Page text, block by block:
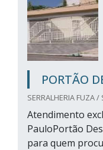
PORTÃO
SERRALHERIA FUZA
Atendimento
PauloPortão
para quem